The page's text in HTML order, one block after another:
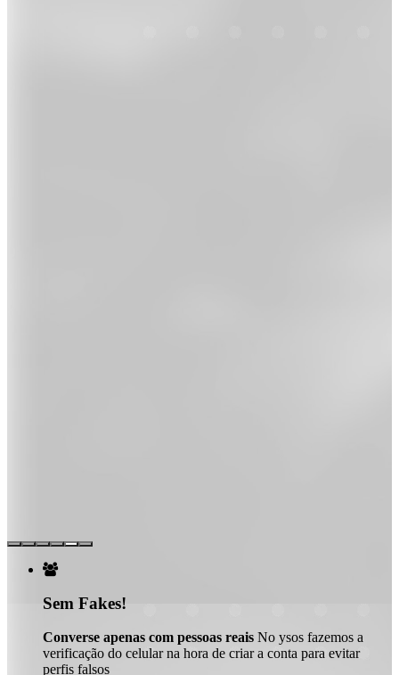

Sem Fakes!
Converse apenas com pessoas reais No ysos fazemos a
verificação do celular na hora de criar a conta para evitar
perfis falsos